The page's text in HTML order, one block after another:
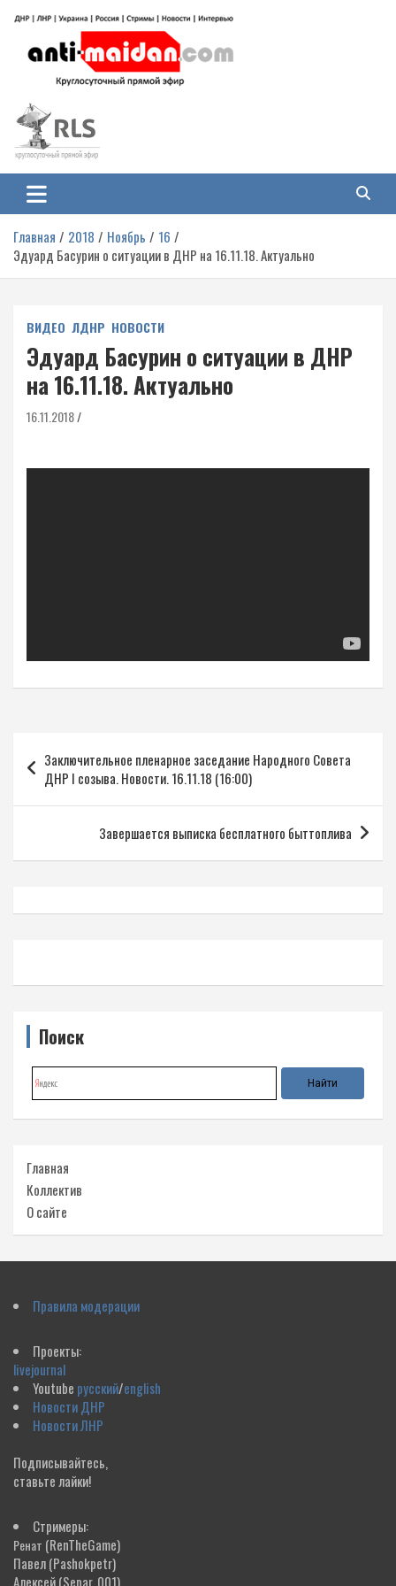
содержимому
Антимайдан: Гражданская война
на Украине
гражданской войне на Украине, включая события в Новороссии, ДНР,
ЛНР и других регионах.
Главная 2018 Ноябрь
16
Эдуард Басурин о ситуации в ДНР на 16.11.18. Актуально
ВИДЕО ЛДНР НОВОСТИ
Эдуард Басурин о ситуации в ДНР
на 16.11.18. Актуально
16.11.2018
по
записям
Заключительное пленарное заседание Народного Совета
ДНР I созыва. Новости. 16.11.18 (16:00)
Завершается выписка бесплатного быттоплива
Поиск
Главная
Коллектив
О сайте
Правила модерации
Проекты:
livejournal
Youtube русский/english
Новости ДНР
Новости ЛНР
Подписывайтесь,
ставьте лайки!
Стримеры:
Ренат (RenTheGame)
Павел(Pashokpetr)
Алексей(Separ_001)